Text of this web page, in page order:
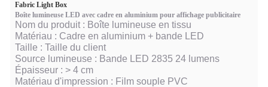
Fabric Light Box
Boîte lumineuse LED avec cadre en aluminium pour affichage publicitaire
Nom du produit : Boîte lumineuse en tissu
Matériau : Cadre en aluminium + bande LED
Taille : Taille du client
Source lumineuse : Bande LED 2835 24 lumens
Épaisseur : > 4 cm
Matériau d'impression : Film souple PVC